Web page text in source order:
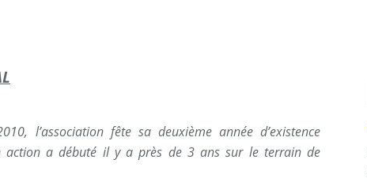
l’association fête sa deuxième année d’existence
action a débuté il y a près de 3 ans sur le terrain de